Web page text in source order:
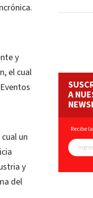
y
el cual
un
y
del
A
Recibe